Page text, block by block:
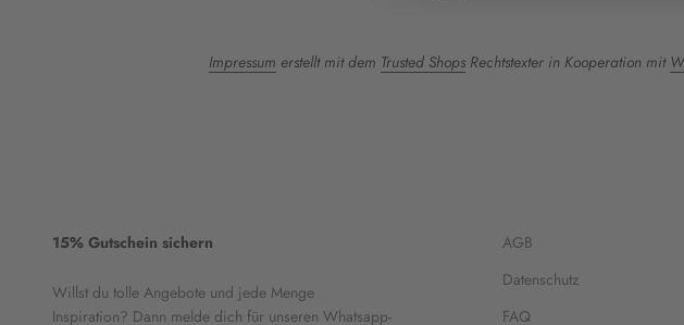
Impressum erstellt mit dem Trusted Shops Rechtstexter in Kooperation mit
15% Gutschein sichern
Willst du tolle Angebote und jede Menge
Inspiration? Dann melde dich für unseren Whatsapp-
AGB
Datenschutz
FAQ